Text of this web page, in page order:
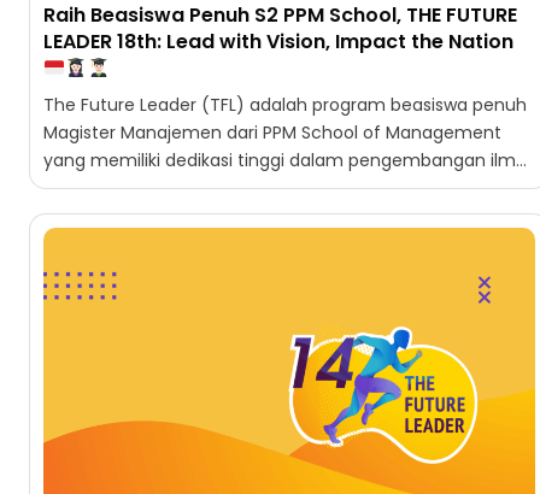
Raih Beasiswa Penuh S2 PPM School, THE FUTURE
LEADER 18th: Lead with Vision, Impact the Nation
The Future Leader (TFL) adalah program beasiswa penuh
Magister Manajemen dari PPM School of Management
yang memiliki dedikasi tinggi dalam pengembangan ilmu
manajemen. Program ini...